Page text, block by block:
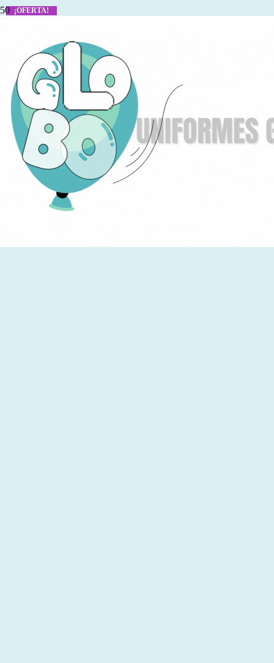
¡OFERTA!
¡OFERTA!
¡OFERTA!